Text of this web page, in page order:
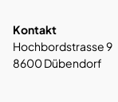
Kontakt
Hochbordstrasse 9
8600 Dübendorf